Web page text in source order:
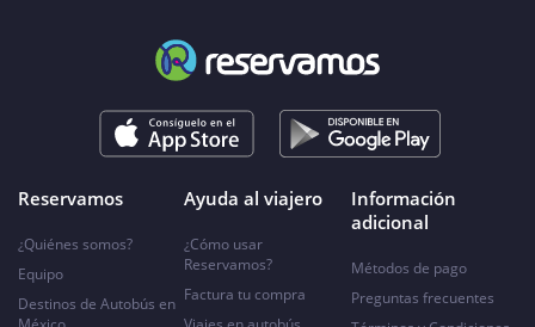
Reservamos
¿Quiénes somos?
Equipo
Destinos de Autobús en
Ayuda al viajero
¿Cómo usar
Reservamos?
Factura tu compra
Información
adicional
Métodos de pago
Preguntas frecuentes